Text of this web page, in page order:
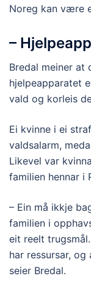
Noreg kan være
–
Bredal meiner
hjelpeapparatet
vald og korleis
Ei kvinne i ei
valdsalarm,
Likevel var
familien hennar i
– Ein må ikkje
familien i
eit reelt
har ressursar,
seier Bredal.